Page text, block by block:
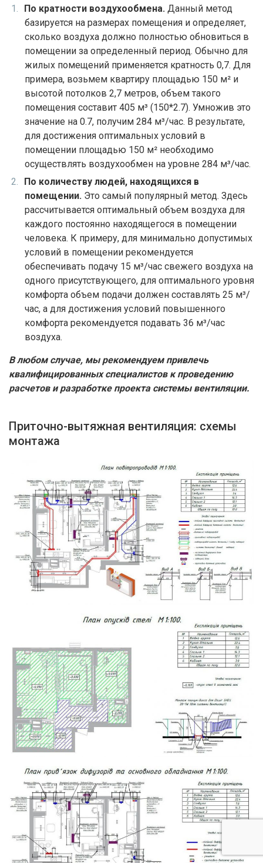
По кратности воздухообмена. Данный метод
базируется на размерах помещения и определяет,
сколько воздуха должно полностью обновиться в
помещении за определенный период. Обычно для
жилых помещений применяется кратность 0,7. Для
примера, возьмем квартиру площадью 150 м² и
высотой потолков 2,7 метров, объем такого
помещения составит 405 м³ (150*2.7). Умножив это
значение на 0.7, получим 284 м³/час. В результате,
для достижения оптимальных условий в
помещении площадью 150 м² необходимо
осуществлять воздухообмен на уровне 284 м³/час.
По количеству людей, находящихся в
помещении. Это самый популярный метод. Здесь
рассчитывается оптимальный объем воздуха для
каждого постоянно находящегося в помещении
человека. К примеру, для минимально допустимых
условий в помещении рекомендуется
обеспечивать подачу 15 м³/час свежего воздуха на
одного присутствующего, для оптимального уровня
комфорта объем подачи должен составлять 25 м³/
час, а для достижения условий повышенного
комфорта рекомендуется подавать 36 м³/час
воздуха.
В любом случае, мы рекомендуем привлечь
квалифицированных специалистов к проведению
расчетов и разработке проекта системы вентиляции.
Приточно-вытяжная вентиляция: схемы
монтажа